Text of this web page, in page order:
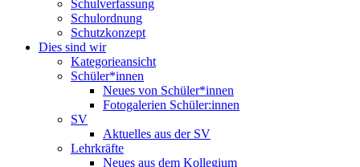
Schulverfassung
Schulordnung
Schutzkonzept
Dies sind wir
Kategorieansicht
Schüler*innen
Neues von Schüler*innen
Fotogalerien Schüler:innen
SV
Aktuelles aus der SV
Lehrkräfte
Neues aus dem Kollegium